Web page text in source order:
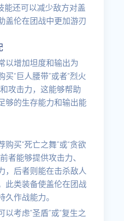
能还可以减少敌方对盖
盖伦在团战中更加游刃
以增加坦度和输出为
“巨人腰带”或者“烈火
攻击力，这能够帮助
够的生存能力和输出能
买“死亡之舞”或“贪欲
者能够提供攻击力、
，后者则能在击杀敌人
此类装备使盖伦在团战
久作战能力。
考虑“圣盾”或“复生之